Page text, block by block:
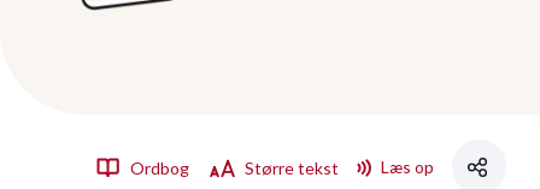
Ordbog Større tekst Læs op